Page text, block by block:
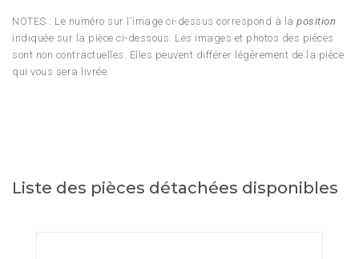
NOTES : Le numéro sur l'image ci-dessus correspond à la position
indiquée sur la pièce ci-dessous. Les images et photos des pièces
sont non contractuelles. Elles peuvent différer légèrement de la pièce
qui vous sera livrée.
Liste des pièces détachées disponibles